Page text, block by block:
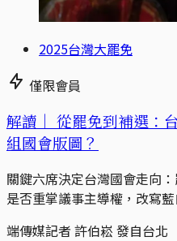
2025台灣大罷免
僅限會員
解讀｜ 從罷免到補選：
組國會版圖？
關鍵六席決定台灣國會走向
是否重掌議事主導權，改寫
端傳媒記者 許伯崧 發自台北